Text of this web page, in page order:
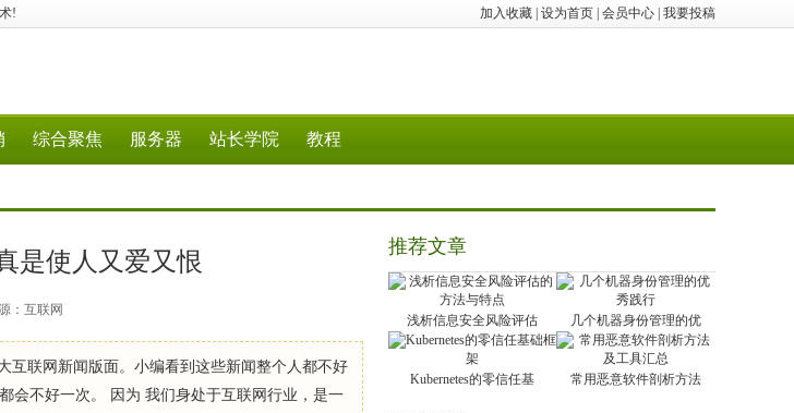
加入收藏 设为首页 会员中心 我要投稿
!
综合聚焦 服务器 站长学院 教程
是使人又爱又恨
：互联网
互联网新闻版面。小编看到这些新闻整个人都不好
会不好一次。 因为 我们身处于互联网行业，是一
推荐文章
浅析信息安全风险评估 几个机器身份管理的优
Kubernetes的零信任基 常用恶意软件剖析方法